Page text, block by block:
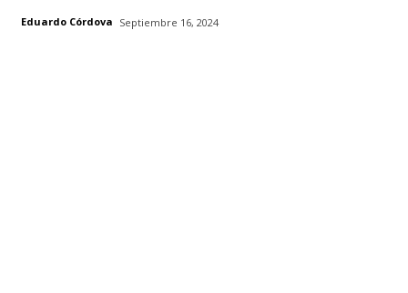
Eduardo Córdova Septiembre 16, 2024